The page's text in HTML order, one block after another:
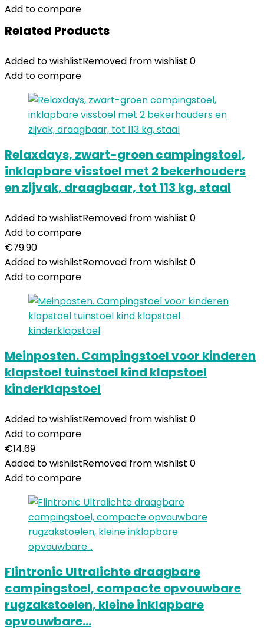
Add to compare
Related Products
Added to wishlistRemoved from wishlist 0
Add to compare
Relaxdays, zwart-groen campingstoel,
inklapbare visstoel met 2 bekerhouders
en zijvak, draagbaar, tot 113 kg, staal
Added to wishlistRemoved from wishlist 0
Add to compare
€79.90
Added to wishlistRemoved from wishlist 0
Add to compare
Meinposten. Campingstoel voor kinderen
klapstoel tuinstoel kind klapstoel
kinderklapstoel
Added to wishlistRemoved from wishlist 0
Add to compare
€14.69
Added to wishlistRemoved from wishlist 0
Add to compare
Flintronic Ultralichte draagbare
campingstoel, compacte opvouwbare
rugzakstoelen, kleine inklapbare
opvouwbare…